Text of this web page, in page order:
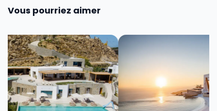
Vous pourriez aimer